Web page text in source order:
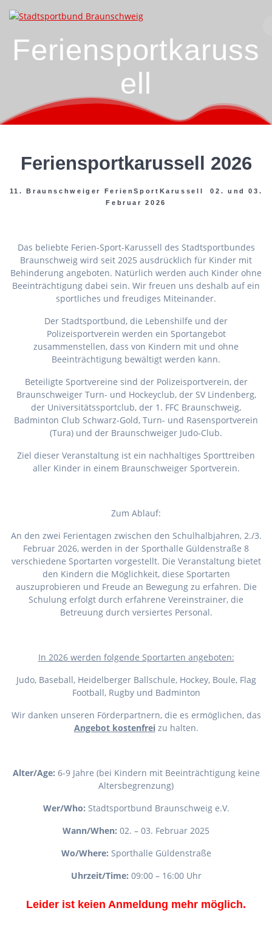
Inhalt
Feriensportkaruss
ell
Feriensportkarussell 2026
11. Braunschweiger FerienSportKarussell 02. und 03.
Februar 2026
Das beliebte Ferien-Sport-Karussell des Stadtsportbundes
Braunschweig wird seit 2025 ausdrücklich für Kinder mit
Behinderung angeboten. Natürlich werden auch Kinder ohne
Beeinträchtigung dabei sein. Wir freuen uns deshalb auf ein
sportliches und freudiges Miteinander.
Der Stadtsportbund, die Lebenshilfe und der
Polizeisportverein werden ein Sportangebot
zusammenstellen, dass von Kindern mit und ohne
Beeinträchtigung bewältigt werden kann.
Beteiligte Sportvereine sind der Polizeisportverein, der
Braunschweiger Turn- und Hockeyclub, der SV Lindenberg,
der Universitätssportclub, der 1. FFC Braunschweig,
Badminton Club Schwarz-Gold, Turn- und Rasensportverein
(Tura) und der Braunschweiger Judo-Club.
Ziel dieser Veranstaltung ist ein nachhaltiges Sporttreiben
aller Kinder in einem Braunschweiger Sportverein.
Zum Ablauf:
An den zwei Ferientagen zwischen den Schulhalbjahren, 2./3.
Februar 2026, werden in der Sporthalle Güldenstraße 8
verschiedene Sportarten vorgestellt. Die Veranstaltung bietet
den Kindern die Möglichkeit, diese Sportarten
auszuprobieren und Freude an Bewegung zu erfahren. Die
Schulung erfolgt durch erfahrene Vereinstrainer, die
Betreuung durch versiertes Personal.
In 2026 werden folgende Sportarten angeboten:
Judo, Baseball, Heidelberger Ballschule, Hockey, Boule, Flag
Football, Rugby und Badminton
Wir danken unseren Förderpartnern, die es ermöglichen, das
Angebot kostenfreizu halten.
Alter/Age: 6-9 Jahre (bei Kindern mit Beeinträchtigung keine
Altersbegrenzung)
Wer/Who: Stadtsportbund Braunschweig e.V.
Wann/When: 02. – 03. Februar 2025
Wo/Where: Sporthalle Güldenstraße
Uhrzeit/Time: 09:00 – 16:00 Uhr
Leider ist keien Anmeldung mehr möglich.